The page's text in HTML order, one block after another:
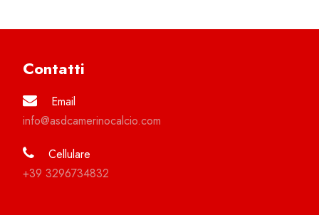
Contatti
Email
info@asdcamerinocalcio.com
Cellulare
+39 3296734832